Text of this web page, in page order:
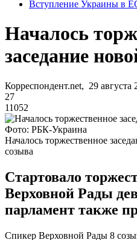
Вступление Украины в
Началось
заседание
Корреспондент.net, 29 августа
27
11052
Фото: РБК-Украина
Началось торжественное
созыва
Стартовало
Верховной Рады
парламент также
Спикер Верховной Рады 8